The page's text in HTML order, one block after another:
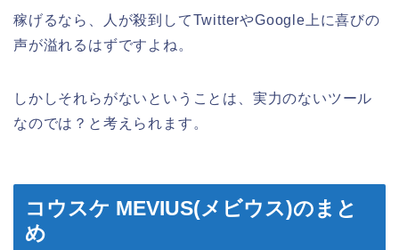
稼げるなら、人が殺到してTwitterやGoogle上に喜びの
声が溢れるはずですよね。
しかしそれらがないということは、実力のないツール
なのでは？と考えられます。
コウスケ MEVIUS(メビウス)のまと
め